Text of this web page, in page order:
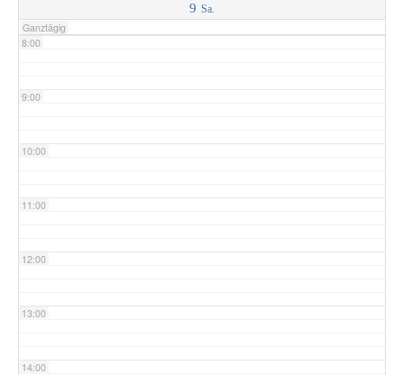
9 Sa.
Ganztägig
8:00
9:00
10:00
11:00
12:00
13:00
14:00